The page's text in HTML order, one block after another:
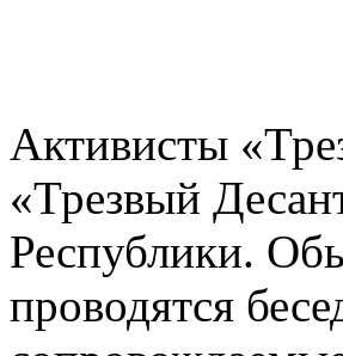
Активисты
«Трезвый
Республики.
проводятся